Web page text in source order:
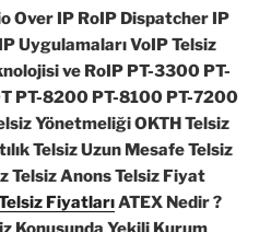
Over IP RoIP Dispatcher IP
Uygulamaları VoIP Telsiz
ve RoIP PT-3300 PT-
PT-8200 PT-8100 PT-7200
Yönetmeliği OKTH Telsiz
Telsiz Uzun Mesafe Telsiz
Telsiz Anons Telsiz Fiyat
FiyatlarıATEX Nedir ?